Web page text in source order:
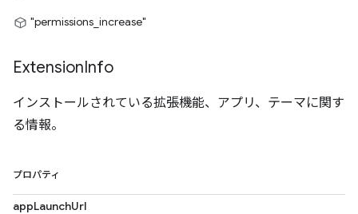
"permissions_increase"
ExtensionInfo
インストールされている拡張機能、アプリ、テーマに関す
る情報。
プロパティ
appLaunchUrl